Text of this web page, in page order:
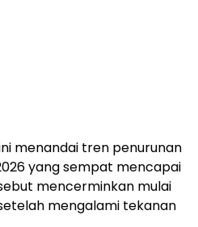
menandai tren penurunan
yang sempat mencapai
mencerminkan mulai
mengalami tekanan